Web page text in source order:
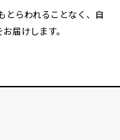
とらわれることなく、自
届けします。